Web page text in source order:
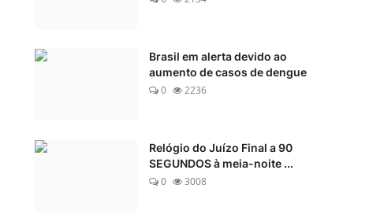
Brasil em alerta devido ao
aumento de casos de dengue
0
2236
Relógio do Juízo Final a 90
SEGUNDOS à meia-noite ...
0
3008